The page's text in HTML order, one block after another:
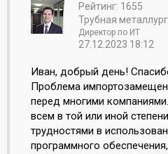
Рейтинг: 1655
Трубная
Директор по ИТ
27.12.2023 18:12
Иван, добрый день!
Проблема
перед многими
всем в той или иной
трудностями в
программного